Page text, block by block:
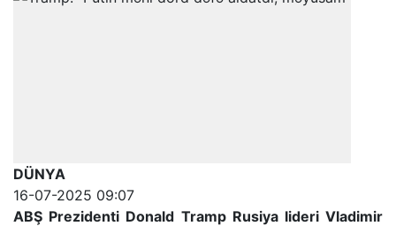
DÜNYA
16-07-2025 09:07
ABŞ Prezidenti Donald Tramp Rusiya lideri Vladimir